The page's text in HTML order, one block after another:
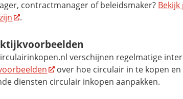
contractmanager of beleidsmaker?
.
verschijnen regelmatige
over hoe circulair in te kopen
diensten circulair inkopen aanpakken.